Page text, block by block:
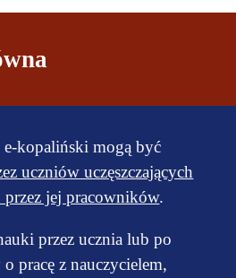
kopaliński mogą być
uczniów uczęszczających
przez jej pracowników.
przez ucznia lub po
pracę z nauczycielem,